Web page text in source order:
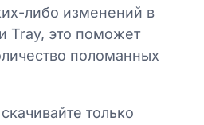
либо изменений в
Tray, это поможет
поломанных
только